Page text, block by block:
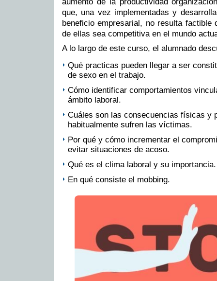
que, una vez implementadas y
beneficio empresarial, no resulta factible
de ellas sea competitiva en el mundo
A lo largo de este curso, el alumnado
Qué practicas pueden llegar a ser
de sexo en el trabajo.
Cómo identificar comportamientos
ámbito laboral.
Cuáles son las consecuencias físicas y
habitualmente sufren las víctimas.
Por qué y cómo incrementar el
evitar situaciones de acoso.
Qué es el clima laboral y su importancia.
En qué consiste el mobbing.